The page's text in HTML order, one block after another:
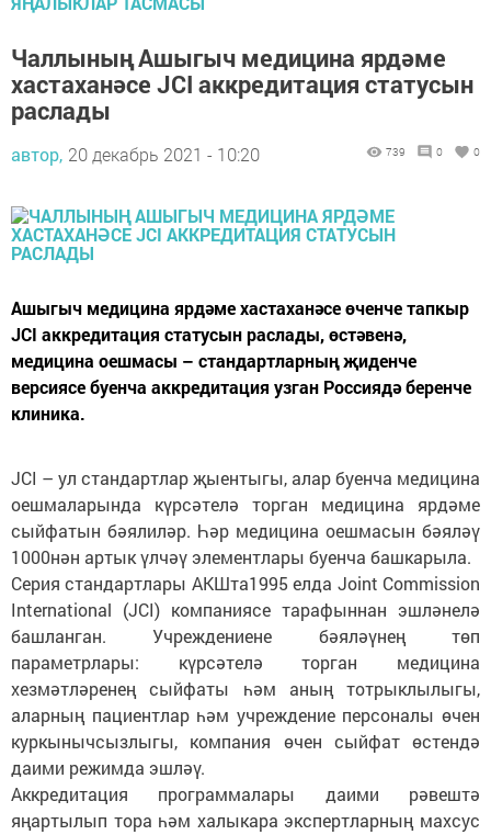
Чаллының Ашыгыч медицина ярдәме
хастаханәсе JCI аккредитация статусын
раслады
автор, 20 декабрь 2021 - 10:20 739 0 0
Ашыгыч медицина ярдәме хастаханәсе өченче тапкыр
JCI аккредитация статусын раслады, өстәвенә,
медицина оешмасы – стандартларның җиденче
версиясе буенча аккредитация узган Россиядә беренче
клиника.
JCI – ул стандартлар җыентыгы, алар буенча медицина
оешмаларында күрсәтелә торган медицина ярдәме
сыйфатын бәялиләр. Һәр медицина оешмасын бәяләү
1000нән артык үлчәү элементлары буенча башкарыла.
Серия стандартлары АКШта1995 елда Joint Commission
International (JCI) компаниясе тарафыннан эшләнелә
башланган. Учреждениене бәяләүнең төп
параметрлары: күрсәтелә торган медицина
хезмәтләренең сыйфаты һәм аның тотрыклылыгы,
аларның пациентлар һәм учреждение персоналы өчен
куркынычсызлыгы, компания өчен сыйфат өстендә
даими режимда эшләү.
Аккредитация программалары даими рәвештә
яңартылып тора һәм халыкара экспертларның махсус